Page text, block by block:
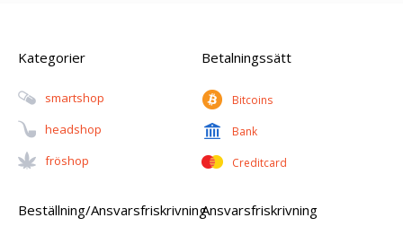
Kategorier
Smartshop
Headshop
Fröshop
Betalningssätt
Bitcoins
Bank
Creditcard
Beställning/AnsvarsfriskrivningAnsvarsfriskrivning